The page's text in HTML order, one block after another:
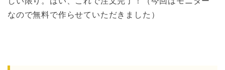
なので無料で作らせていただきました）